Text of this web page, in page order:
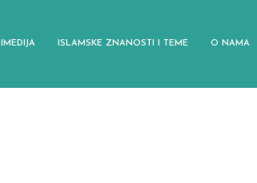
ISLAMSKE ZNANOSTI I TEME O NAMA